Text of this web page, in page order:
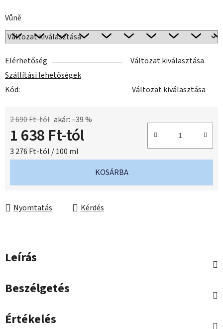
Vůně
Elérhetőség
Változat kiválasztása
Szállítási lehetőségek
Kód:
Változat kiválasztása
2 690 Ft-tól akár: –39 %
1 638 Ft-tól
Egységár:
3 276 Ft-tól / 100 ml
KOSÁRBA
Nyomtatás Kérdés
Leírás
Beszélgetés
Értékelés